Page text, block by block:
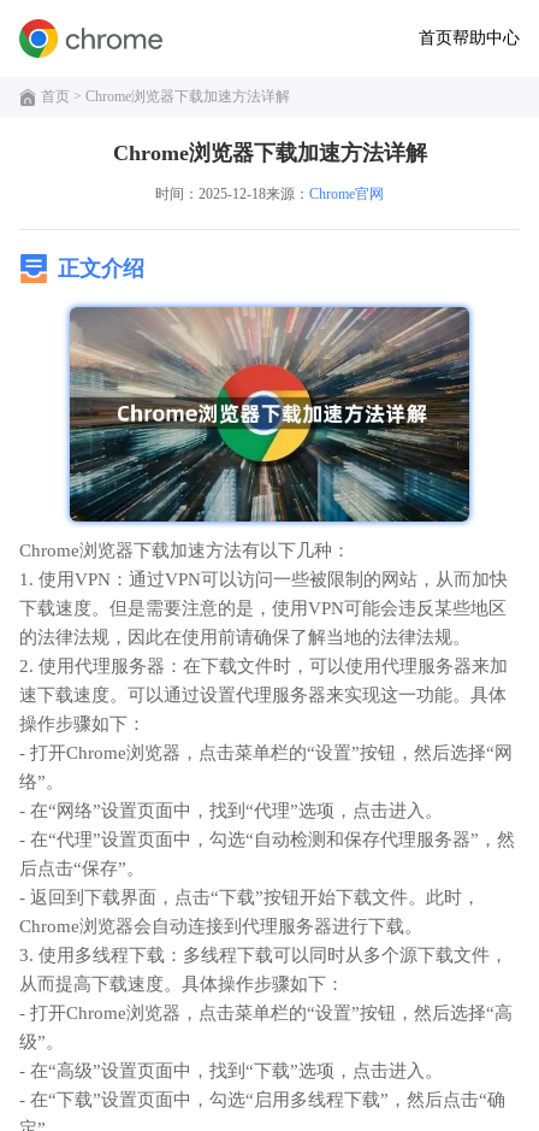
首页帮助中心
首页 > Chrome浏览器下载加速方法详解
Chrome浏览器下载加速方法详解
时间：2025-12-18来源： Chrome官网
正文介绍
Chrome浏览器下载加速方法有以下几种：
1. 使用VPN：通过VPN可以访问一些被限制的网站，从而加快
下载速度。但是需要注意的是，使用VPN可能会违反某些地区
的法律法规，因此在使用前请确保了解当地的法律法规。
2. 使用代理服务器：在下载文件时，可以使用代理服务器来加
速下载速度。可以通过设置代理服务器来实现这一功能。具体
操作步骤如下：
- 打开Chrome浏览器，点击菜单栏的“设置”按钮，然后选择“网
络”。
- 在“网络”设置页面中，找到“代理”选项，点击进入。
- 在“代理”设置页面中，勾选“自动检测和保存代理服务器”，然
后点击“保存”。
- 返回到下载界面，点击“下载”按钮开始下载文件。此时，
Chrome浏览器会自动连接到代理服务器进行下载。
3. 使用多线程下载：多线程下载可以同时从多个源下载文件，
从而提高下载速度。具体操作步骤如下：
- 打开Chrome浏览器，点击菜单栏的“设置”按钮，然后选择“高
级”。
- 在“高级”设置页面中，找到“下载”选项，点击进入。
- 在“下载”设置页面中，勾选“启用多线程下载”，然后点击“确